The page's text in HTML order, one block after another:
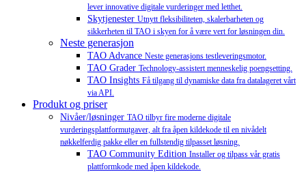
lever innovative digitale vurderinger med letthet.
Skytjenester Utnytt fleksibiliteten, skalerbarheten og
sikkerheten til TAO i skyen for å være vert for løsningen din.
Neste generasjon
TAO Advance Neste generasjons testleveringsmotor.
TAO Grader Technology-assistert menneskelig poengsetting.
TAO Insights Få tilgang til dynamiske data fra datalageret vårt
via API.
Produkt og priser
Nivåer/løsninger TAO tilbyr fire moderne digitale
vurderingsplattformutgaver, alt fra åpen kildekode til en nivådelt
nøkkelferdig pakke eller en fullstendig tilpasset løsning.
TAO Community Edition Installer og tilpass vår gratis
plattformkode med åpen kildekode.